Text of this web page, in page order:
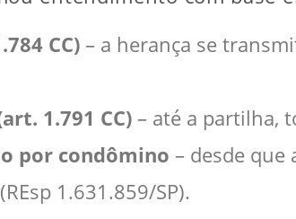
CC) – a herança se
1.791 CC) – até a partilha,
por condômino – desde que
1.631.859/SP).